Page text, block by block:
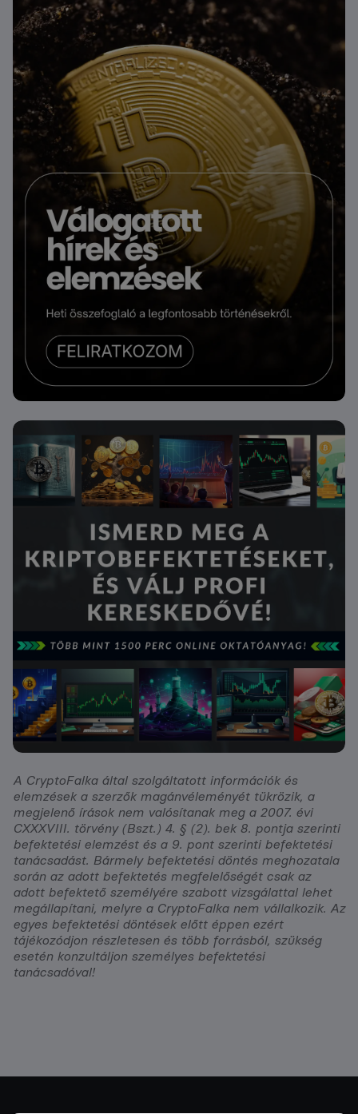
A CryptoFalka által szolgáltatott információk és
elemzések a szerzők magánvéleményét tükrözik, a
megjelenő írások nem valósítanak meg a 2007. évi
CXXXVIII. törvény (Bszt.) 4. § (2). bek 8. pontja szerinti
befektetési elemzést és a 9. pont szerinti befektetési
tanácsadást. Bármely befektetési döntés meghozatala
során az adott befektetés megfelelőségét csak az
adott befektető személyére szabott vizsgálattal lehet
megállapítani, melyre a CryptoFalka nem vállalkozik. Az
egyes befektetési döntések előtt éppen ezért
tájékozódjon részletesen és több forrásból, szükség
esetén konzultáljon személyes befektetési
tanácsadóval!